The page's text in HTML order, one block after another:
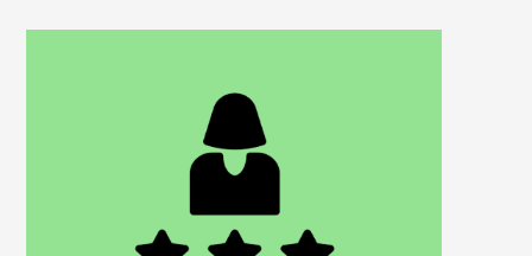
рассказал об эволюции алгоритма…